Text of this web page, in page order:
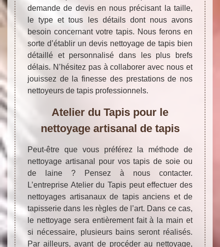
demande de devis en nous précisant la taille,
le type et tous les détails dont nous avons
besoin concernant votre tapis. Nous ferons en
sorte d’établir un devis nettoyage de tapis bien
détaillé et personnalisé dans les plus brefs
délais. N’hésitez pas à collaborer avec nous et
jouissez de la finesse des prestations de nos
nettoyeurs de tapis professionnels.
Atelier du Tapis pour le
nettoyage artisanal de tapis
Peut-être que vous préférez la méthode de
nettoyage artisanal pour vos tapis de soie ou
de laine ? Pensez à nous contacter.
L’entreprise Atelier du Tapis peut effectuer des
nettoyages artisanaux de tapis anciens et de
tapisserie dans les règles de l’art. Dans ce cas,
le nettoyage sera entièrement fait à la main et
si nécessaire, plusieurs bains seront réalisés.
Par ailleurs, avant de procéder au nettoyage,